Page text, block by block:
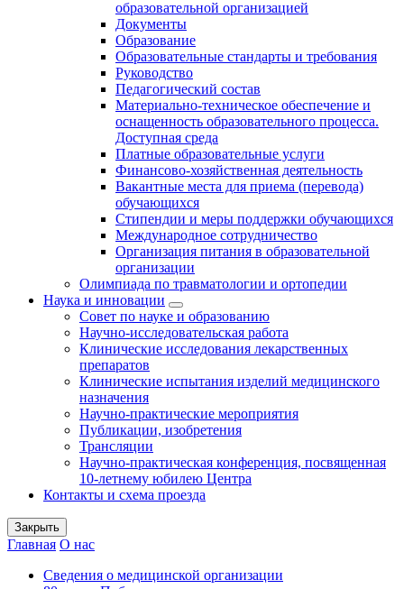
образовательной организацией
Документы
Образование
Образовательные стандарты и требования
Руководство
Педагогический состав
Материально-техническое обеспечение и
оснащенность образовательного процесса.
Доступная среда
Платные образовательные услуги
Финансово-хозяйственная деятельность
Вакантные места для приема (перевода)
обучающихся
Стипендии и меры поддержки обучающихся
Международное сотрудничество
Организация питания в образовательной
организации
Олимпиада по травматологии и ортопедии
Наука и инновации
Совет по науке и образованию
Научно-исследовательская работа
Клинические исследования лекарственных
препаратов
Клинические испытания изделий медицинского
назначения
Научно-практические мероприятия
Публикации, изобретения
Трансляции
Научно-практическая конференция, посвященная
10-летнему юбилею Центра
Контакты и схема проезда
Закрыть
Главная О нас
Сведения о медицинской организации